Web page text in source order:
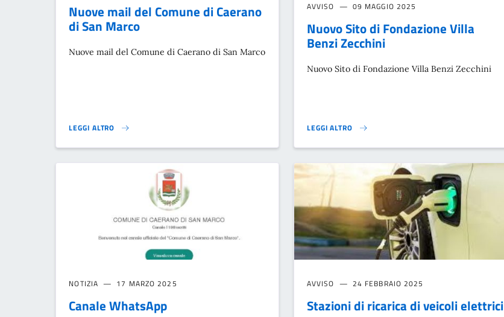
Nuove mail del Comune di Caerano
di San Marco
Nuove mail del Comune di Caerano di San Marco
LEGGI ALTRO
NUOVE MAIL DEL COMUNE DI CAERANO DI SAN MARCO}
AVVISO 09 MAGGIO 2025
Nuovo Sito di Fondazione Villa
Benzi Zecchini
Nuovo Sito di Fondazione Villa Benzi Zecchini
LEGGI ALTRO
NUOVO SITO DI FONDAZIONE VILLA BENZI ZECCHINI}
NOTIZIA 17 MARZO 2025
Canale WhatsApp
AVVISO 24 FEBBRAIO 2025
Stazioni di ricarica di veicoli elettrici